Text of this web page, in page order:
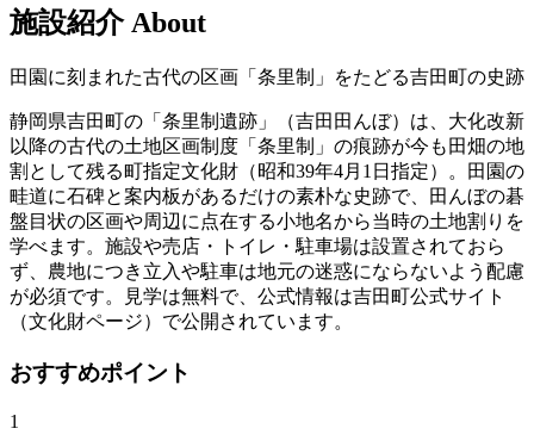
施設紹介 About
田園に刻まれた古代の区画「条里制」をたどる吉田町の史跡
静岡県吉田町の「条里制遺跡」（吉田田んぼ）は、大化改新
以降の古代の土地区画制度「条里制」の痕跡が今も田畑の地
割として残る町指定文化財（昭和39年4月1日指定）。田園の
畦道に石碑と案内板があるだけの素朴な史跡で、田んぼの碁
盤目状の区画や周辺に点在する小地名から当時の土地割りを
学べます。施設や売店・トイレ・駐車場は設置されておら
ず、農地につき立入や駐車は地元の迷惑にならないよう配慮
が必須です。見学は無料で、公式情報は吉田町公式サイト
（文化財ページ）で公開されています。
おすすめポイント
1